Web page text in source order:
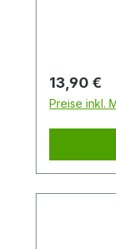
schnell
Regulärer
13,90 €
Preise inkl.